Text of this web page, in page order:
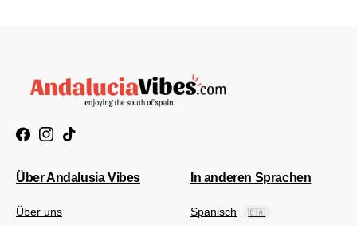
Über Andalusia Vibes
Über uns
In anderen Sprachen
Spanisch 🇪🇦